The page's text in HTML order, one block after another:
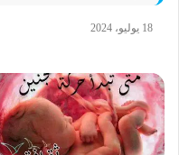
18 يوليو، 2024